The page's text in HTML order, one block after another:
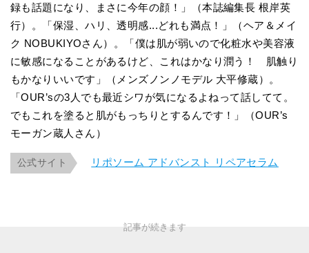
録も話題になり、まさに今年の顔！」（本誌編集長 根岸英
行）。「保湿、ハリ、透明感...どれも満点！」（ヘア＆メイ
ク NOBUKIYOさん）。「僕は肌が弱いので化粧水や美容液
に敏感になることがあるけど、これはかなり潤う！ 肌触り
もかなりいいです」（メンズノンノモデル 大平修蔵）。
「OUR’sの3人でも最近シワが気になるよねって話してて。
でもこれを塗ると肌がもっちりとするんです！」（OUR’s
モーガン蔵人さん）
公式サイト リポソーム アドバンスト リペアセラム